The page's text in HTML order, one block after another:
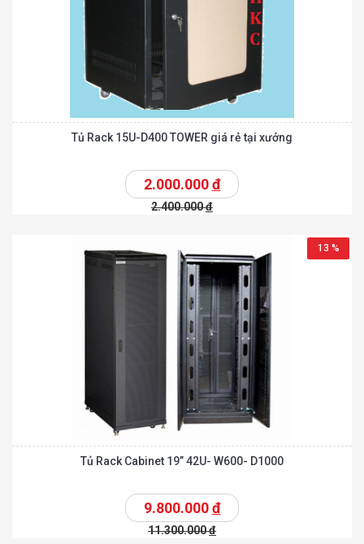
Tủ Rack 15U-D400 TOWER giá rẻ tại xưởng
2.000.000đ
2.400.000đ
13 %
Tủ Rack Cabinet 19” 42U- W600- D1000
9.800.000đ
11.300.000đ